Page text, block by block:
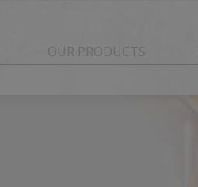
OUR PRODUCTS